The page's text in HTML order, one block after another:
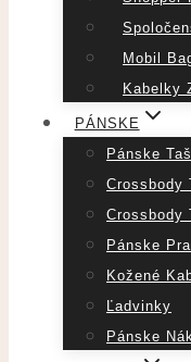
Mobil
Kabelky
PÁNSKE
Pánske
Crossbody
Crossbody
Pánske
Kožené
Ľadvinky
Pánske